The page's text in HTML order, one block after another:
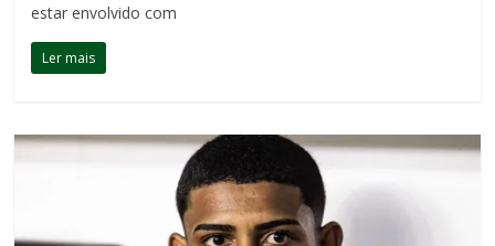
estar envolvido com
Ler mais